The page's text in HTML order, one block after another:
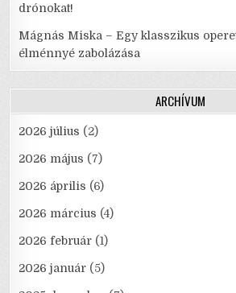
drónokat!
Mágnás Miska – Egy klasszikus
élménnyé zabolázása
ARCHÍVUM
2026 július (2)
2026 május (7)
2026 április (6)
2026 március (4)
2026 február (1)
2026 január (5)